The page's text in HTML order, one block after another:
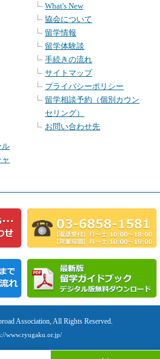
ル
What's New
協会について
留学情報
留学体験談
手続きの流れ
サイトマップ
プライバシーポリシー
留学相談予約（個別カウン
セリング）
お問い合わせ先
Association, All Rights Reserved.
www.ryugaku.or.jp/